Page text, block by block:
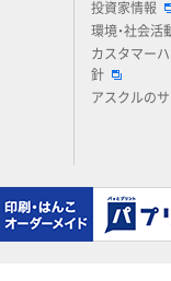
投資家情報
環境・社会活
カスタマー
針
アスクルの